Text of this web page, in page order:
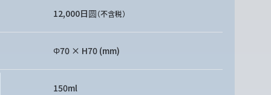
12,000日圆（不含税）
Φ70 × H70 (mm)
150ml